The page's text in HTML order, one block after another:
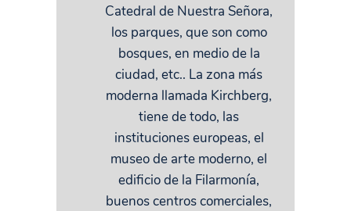
Catedral de Nuestra Señora,
los parques, que son como
bosques, en medio de la
ciudad, etc.. La zona más
moderna llamada Kirchberg,
tiene de todo, las
instituciones europeas, el
museo de arte moderno, el
edificio de la Filarmonía,
buenos centros comerciales,